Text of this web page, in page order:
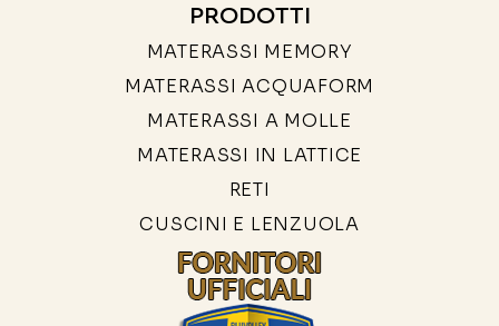
PRODOTTI
MATERASSI MEMORY
MATERASSI ACQUAFORM
MATERASSI A MOLLE
MATERASSI IN LATTICE
RETI
CUSCINI E LENZUOLA